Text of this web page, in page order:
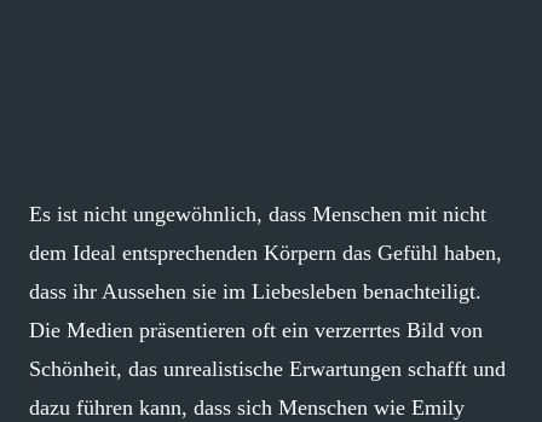
Es ist nicht ungewöhnlich, dass Menschen mit nicht
dem Ideal entsprechenden Körpern das Gefühl haben,
dass ihr Aussehen sie im Liebesleben benachteiligt.
Die Medien präsentieren oft ein verzerrtes Bild von
Schönheit, das unrealistische Erwartungen schafft und
dazu führen kann, dass sich Menschen wie Emily